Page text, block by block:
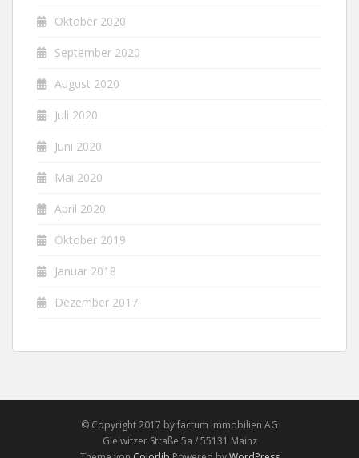
Oktober 2020
September 2020
August 2020
Juli 2020
Juni 2020
Mai 2020
April 2020
Oktober 2019
Januar 2018
Dezember 2017
© Copyright 2017 by factum Immobilien AG
Gleiwitzer Straße 5a / 55131 Mainz